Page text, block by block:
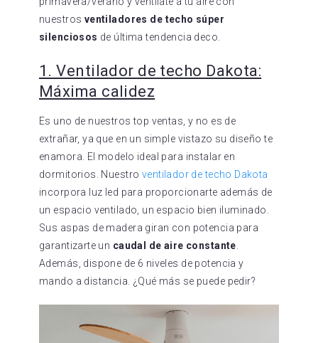
nuestros ventiladores de techo súper
silenciosos de última tendencia deco.
1. Ventilador de techo Dakota:
Máxima calidez
Es uno de nuestros top ventas, y no es de
extrañar, ya que en un simple vistazo su diseño te
enamora. El modelo ideal para instalar en
dormitorios. Nuestro ventilador de techo Dakota
incorpora luz led para proporcionarte además de
un espacio ventilado, un espacio bien iluminado.
Sus aspas de madera giran con potencia para
garantizarte un caudal de aire constante
Además, dispone de 6 niveles de potencia y
mando a distancia. ¿Qué más se puede pedir?